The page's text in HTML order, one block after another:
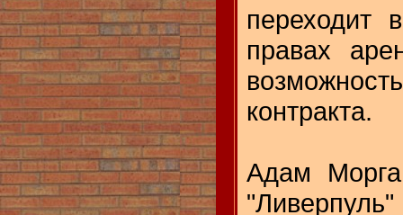
переходит
правах
контракта.
Адам